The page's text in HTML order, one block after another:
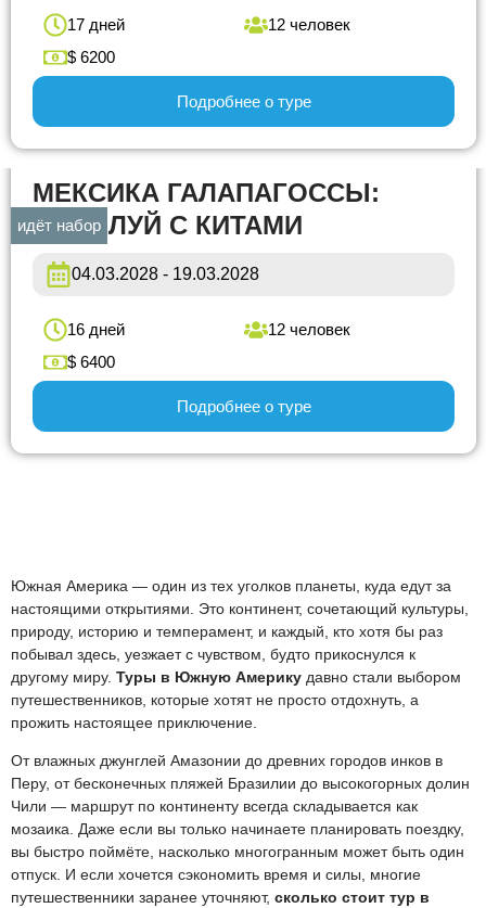
17 дней
12 человек
$ 6200
Подробнее о туре
идёт набор
МЕКСИКА ГАЛАПАГОССЫ:
ПОЦЕЛУЙ С КИТАМИ
04.03.2028 - 19.03.2028
16 дней
12 человек
$ 6400
Подробнее о туре
Южная Америка — один из тех уголков планеты, куда едут за
настоящими открытиями. Это континент, сочетающий культуры,
природу, историю и темперамент, и каждый, кто хотя бы раз
побывал здесь, уезжает с чувством, будто прикоснулся к
другому миру. Туры в Южную Америку давно стали выбором
путешественников, которые хотят не просто отдохнуть, а
прожить настоящее приключение.
От влажных джунглей Амазонии до древних городов инков в
Перу, от бесконечных пляжей Бразилии до высокогорных долин
Чили — маршрут по континенту всегда складывается как
мозаика. Даже если вы только начинаете планировать поездку,
вы быстро поймёте, насколько многогранным может быть один
отпуск. И если хочется сэкономить время и силы, многие
путешественники заранее уточняют, сколько стоит тур в